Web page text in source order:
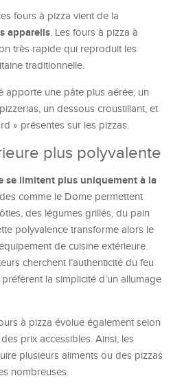
fours à pizza vient de la
appareils. Les fours à pizza à
très rapide qui reproduit les
traditionnelle.
apporte une pâte plus aérée, un
un dessous croustillant, et
» présentes sur les pizzas.
plus polyvalente
se limitent plus uniquement à la
comme le Dome permettent
des légumes grillés, du pain
polyvalence transforme alors le
de cuisine extérieure.
cherchent l’authenticité du feu
la simplicité d’un allumage
à pizza évolue également selon
prix accessibles. Ainsi, les
plusieurs aliments ou des pizzas
nombreuses.